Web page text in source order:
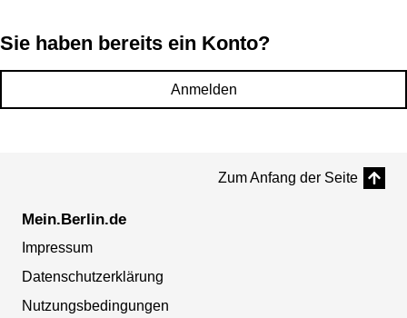
Sie haben bereits ein Konto?
Anmelden
Zum Anfang der Seite
Mein.Berlin.de
Impressum
Datenschutzerklärung
Nutzungsbedingungen